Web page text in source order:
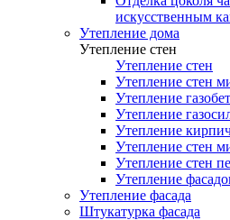
искусственным
Утепление дома
Утепление стен
Утепление стен
Утепление стен
Утепление
Утепление
Утепление
Утепление стен
Утепление стен
Утепление
Утепление фасада
Штукатурка фасада